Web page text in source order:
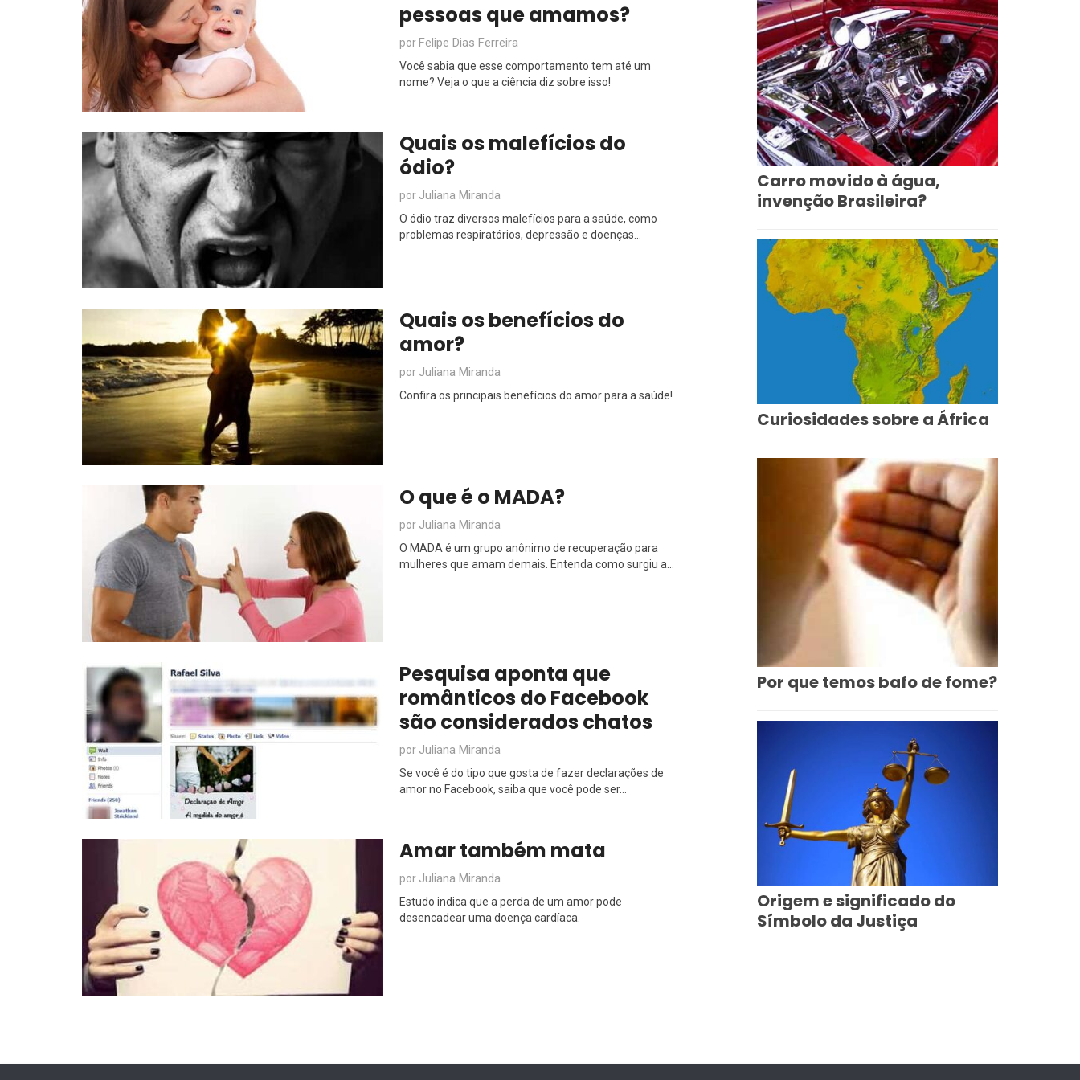
pessoas que amamos?
porFelipe Dias Ferreira
Você sabia que esse comportamento tem até um
nome? Veja o que a ciência diz sobre isso!
Quais os malefícios do
ódio?
por Juliana Miranda
O ódio traz diversos malefícios para a saúde, como
problemas respiratórios, depressão e doenças...
Quais os benefícios do
amor?
por Juliana Miranda
Confira os principais benefícios do amor para a saúde!
O que é o MADA?
por Juliana Miranda
O MADA é um grupo anônimo de recuperação para
mulheres que amam demais. Entenda como surgiu a...
Pesquisa aponta que
românticos do Facebook
são considerados chatos
por Juliana Miranda
Se você é do tipo que gosta de fazer declarações de
amor no Facebook, saiba que você pode ser...
Amar também mata
por Juliana Miranda
Estudo indica que a perda de um amor pode
desencadear uma doença cardíaca.
Carro movido à água,
invenção Brasileira?
Curiosidades sobre a África
Por que temos bafo de fome?
Origem e significado do
Símbolo da Justiça